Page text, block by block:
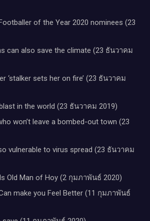
of the Year 2020 nominees (23
can also save the climate (23 ธันวาคม
‘stalker sets her on fire’ (23 ธันวาคม
in the world (23 ธันวาคม 2019)
won’t leave a bombed-out town (23
vulnerable to virus spread (23 ธันวาคม
Old Man of Hoy (2 กุมภาพันธ์ 2020)
make you Feel Better (11 กุมภาพันธ์